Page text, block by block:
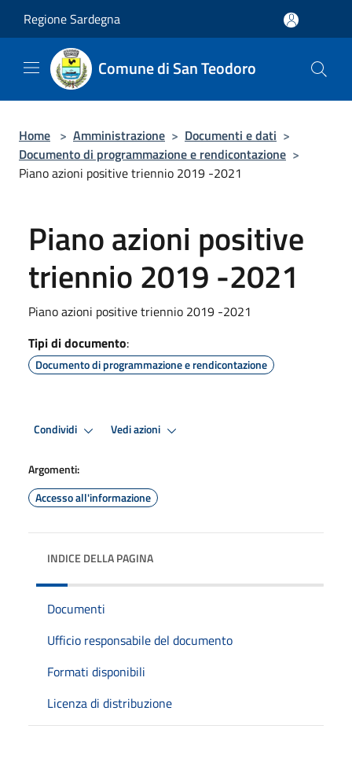
Regione Sardegna
Comune di San Teodoro
Home > Amministrazione > Documenti e dati >
Documento di programmazione e rendicontazione >
Piano azioni positive triennio 2019 -2021
Piano azioni positive
triennio 2019 -2021
Piano azioni positive triennio 2019 -2021
Tipi di documento:
Documento di programmazione e rendicontazione
Condividi Vedi azioni
Argomenti:
Accesso all'informazione
INDICE DELLA PAGINA
Documenti
Ufficio responsabile del documento
Formati disponibili
Licenza di distribuzione